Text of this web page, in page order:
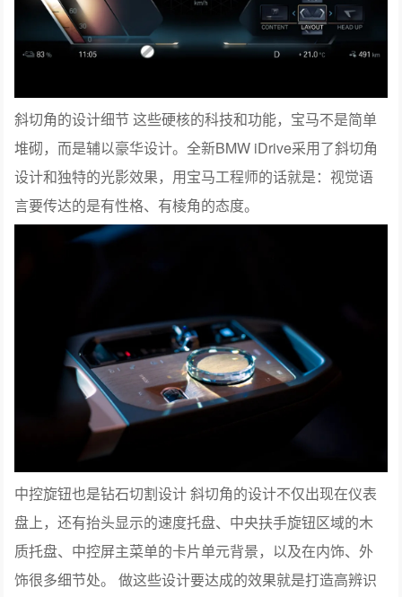
斜切角的设计细节 这些硬核的科技和功能，宝马不是简单
堆砌，而是辅以豪华设计。全新BMW iDrive采用了斜切角
设计和独特的光影效果，用宝马工程师的话就是：视觉语
言要传达的是有性格、有棱角的态度。
中控旋钮也是钻石切割设计 斜切角的设计不仅出现在仪表
盘上，还有抬头显示的速度托盘、中央扶手旋钮区域的木
质托盘、中控屏主菜单的卡片单元背景，以及在内饰、外
饰很多细节处。 做这些设计要达成的效果就是打造高辨识